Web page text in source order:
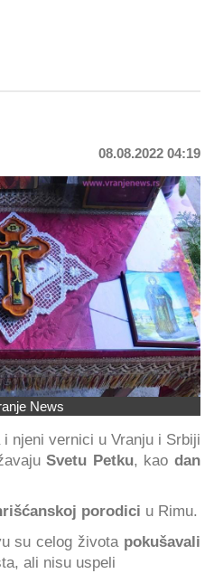
08.08.2022 04:19
News
njeni vernici u Vranju i Srbiji
Svetu Petku, kaodan
porodici u Rimu.
su celog života pokušavali
ali nisu uspeli